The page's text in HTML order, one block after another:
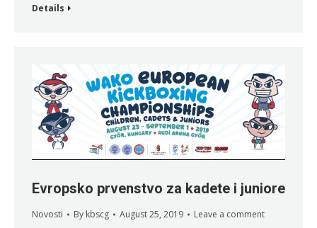
Details
Evropsko prvenstvo za kadete i juniore
Novosti By kbscg August 25, 2019 Leave a comment